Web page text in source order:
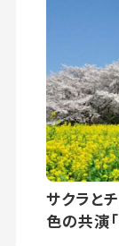
サクラと
色の共演